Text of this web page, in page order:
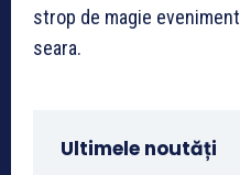
strop de magie
seara.
Ultimele noutăți